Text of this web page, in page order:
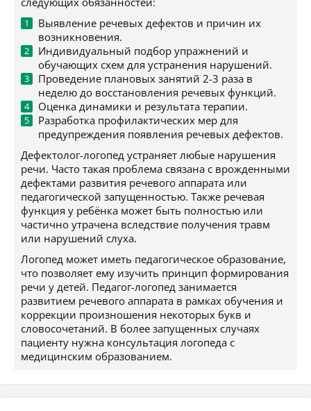
Выявление речевых дефектов и причин их
возникновения.
Индивидуальный подбор упражнений и
обучающих схем для устранения нарушений.
Проведение плановых занятий 2-3 раза в
неделю до восстановления речевых функций.
Оценка динамики и результата терапии.
Разработка профилактических мер для
предупреждения появления речевых дефектов.
Дефектолог-логопед устраняет любые нарушения
речи. Часто такая проблема связана с врожденными
дефектами развития речевого аппарата или
педагогической запущенностью. Также речевая
функция у ребёнка может быть полностью или
частично утрачена вследствие получения травм
или нарушений слуха.
Логопед может иметь педагогическое образование,
что позволяет ему изучить принцип формирования
речи у детей. Педагог-логопед занимается
развитием речевого аппарата в рамках обучения и
коррекции произношения некоторых букв и
словосочетаний. В более запущенных случаях
пациенту нужна консультация логопеда с
медицинским образованием.